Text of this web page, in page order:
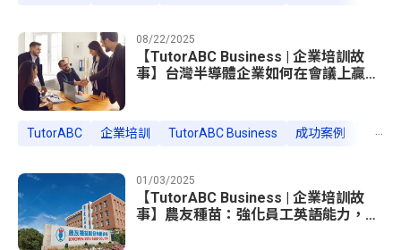
08/22/2025
【TutorABC Business | 企業培訓故
事】台灣半導體企業如何在會議上贏得
TutorABC 企業培訓 TutorABC Business 成功案例 半導
...
01/03/2025
【TutorABC Business | 企業培訓故
事】農友種苗：強化員工英語能力，推